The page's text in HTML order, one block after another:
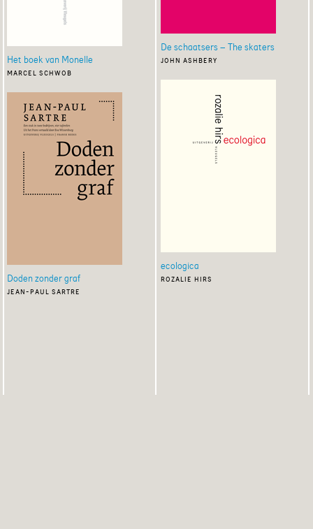
Het boek van Monelle
marcel schwob
Doden zonder graf
jean-paul sartre
De schaatsers – The skaters
john ashbery
ecologica
rozalie hirs